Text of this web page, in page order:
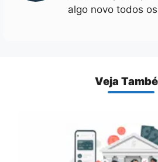
algo novo todos
Veja